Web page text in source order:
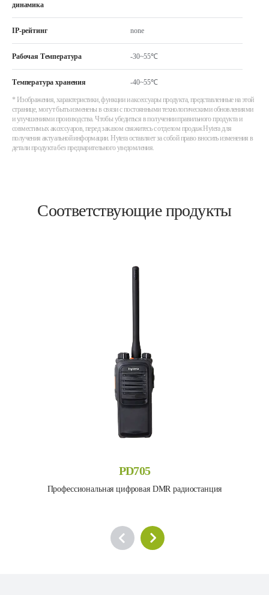
динамика
IP-рейтинг none
Рабочая Температура -30~55℃
Температура хранения -40~55℃
* Изображения, характеристики, функции и аксессуары продукта, представленные на этой
странице, могут быть изменены в связи с постоянными технологическими обновлениями
и улучшениями производства. Чтобы убедиться в получении правильного продукта и
совместимых аксессуаров, перед заказом свяжитесь с отделом продаж Hytera для
получения актуальной информации. Hytera оставляет за собой право вносить изменения в
детали продукта без предварительного уведомления.
Соответствующие продукты
PD705
Профессиональная цифровая DMR радиостанция